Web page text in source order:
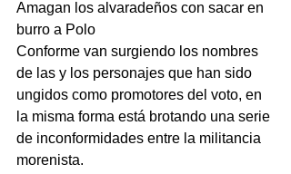
Amagan los alvaradeños con sacar en
burro a Polo
Conforme van surgiendo los nombres
de las y los personajes que han sido
ungidos como promotores del voto, en
la misma forma está brotando una serie
de inconformidades entre la militancia
morenista.